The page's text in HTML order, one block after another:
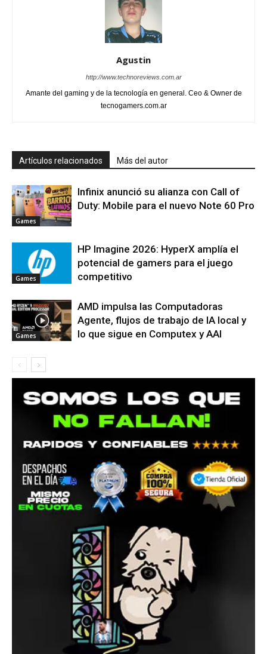
Agustin
http://www.technoreviews.com.ar
Amante del gaming y de la tecnología en general. Ceo & Owner de
tecnogamers.com.ar
Artículos relacionados Más del autor
Games
Infinix anunció su alianza con Call of
Duty: Mobile para el nuevo Note 60 Pro
Games
HP Imagine 2026: HyperX amplía el
potencial de gamers para el juego
competitivo
Games
AMD impulsa las Computadoras
Agente, flujos de trabajo de IA local y
lo que sigue en Computex y AAI